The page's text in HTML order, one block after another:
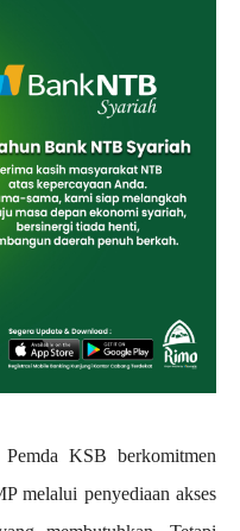
KSB berkomitmen
melalui penyediaan akses